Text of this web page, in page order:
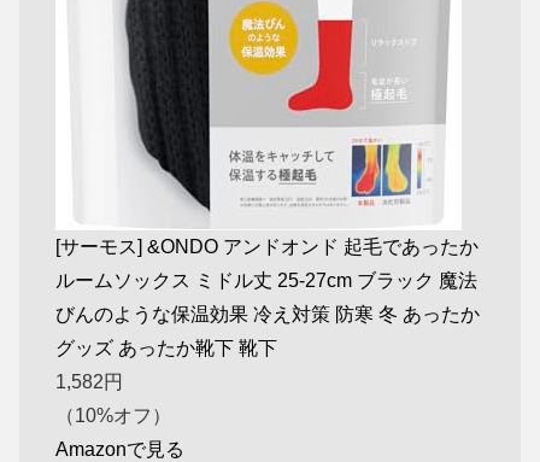
[サーモス] &ONDO アンドオンド 起毛であったか
ルームソックス ミドル丈 25-27cm ブラック 魔法
びんのような保温効果 冷え対策 防寒 冬 あったか
グッズ あったか靴下 靴下
1,582 円
（10%オフ）
Amazonで見る